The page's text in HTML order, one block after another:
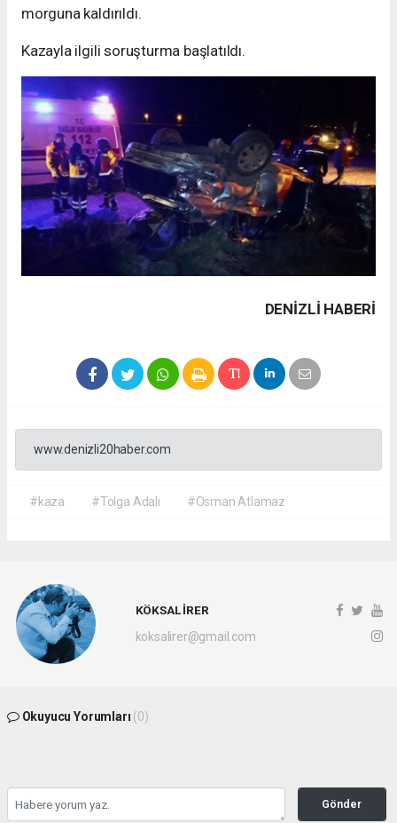
morguna kaldırıldı.
Kazayla ilgili soruşturma başlatıldı.
DENIZLI HABERİ
www.denizli20haber.com
#kaza #Tolga Adalı #Osman Atlamaz
KÖKSAL İRER
koksalirer@gmail.com
Okuyucu Yorumları (0)
Gönder